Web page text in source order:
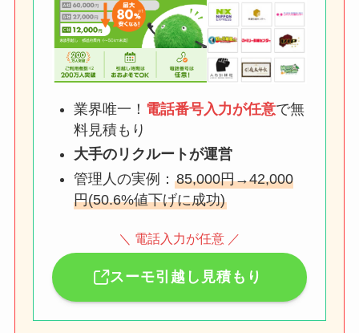
業界唯一！ 電話番号入力が任意で無
料見積もり
大手のリクルートが運営
管理人の実例： 85,000円→42,000
円(50.6%値下げに成功)
＼ 電話入力が任意 ／
スーモ引越し見積もり